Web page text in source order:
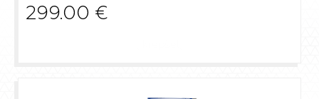
299.00 €